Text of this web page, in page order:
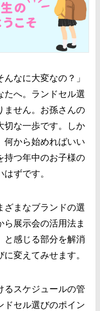
んなに大変なの？」
たへ。ランドセル選
ません。お孫さんの
切な一歩です。しか
何から始めればいい
つ年中のお子様の
ずです。
ざまなブランドの選
展示会の活用法ま
と感じる部分を解消
変えてみせます。
るスケジュールの管
ドセル選びのポイン